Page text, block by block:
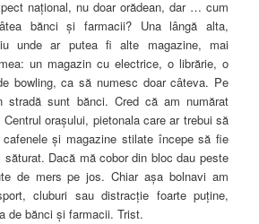
naţional, nu doar orădean, dar … cum
bănci şi farmacii? Una lângă alta,
unde ar putea fi alte magazine, mai
un magazin cu electrice, o librărie, o
bowling, ca să numesc doar câteva. Pe
stradă sunt bănci. Cred că am numărat
oraşului, pietonala care ar trebui să
şi magazine stilate începe să fie
săturat. Dacă mă cobor din bloc dau peste
de mers pe jos. Chiar aşa bolnavi am
cluburi sau distracţie foarte puţine,
de bănci şi farmacii. Trist.